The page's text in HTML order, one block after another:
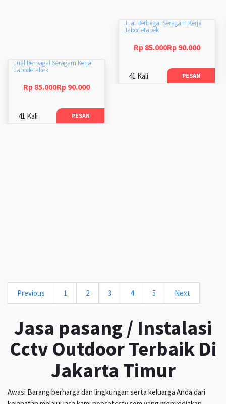
Jual Berbagai Seragam Kerja
Jabodetabek
Rp 85.000Rp 90.000
41 Kali PESAN
Jual Berbagai Seragam Kerja
Jabodetabek
Rp 85.000Rp 90.000
41 Kali PESAN
Previous 1 2 3 4 5 Next
Jasa pasang / Instalasi
Cctv Outdoor Terbaik Di
Jakarta Timur
Awasi Barang berharga dan lingkungan serta keluarga Anda dari